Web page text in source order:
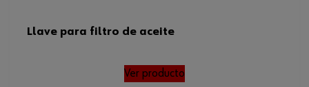
Llave para filtro de aceite
Ver producto